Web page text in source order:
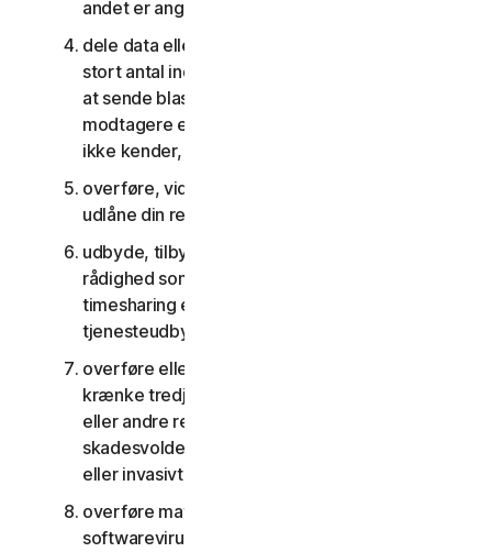
andet er angivet i LSA'en eller dokumentationen;
dele data eller andet indhold med et urimeligt
stort antal individer, herunder uden begrænsning
at sende blast-kommunikation til et stort antal
modtagere eller dele indhold med personer, du
ikke kender, eller som ikke kender dig
overføre, viderelicensere, leje, lease og/eller
udlåne din ret til at bruge tjenesterne
udbyde, tilbyde eller stille tjenesterne til
rådighed som del af en aftale om anlægsstyring,
timesharing eller som en del af en aftale med en
tjenesteudbyder eller et servicebureau
overføre eller opbevare materiale, der kan
krænke tredjemands immaterielle rettigheder
eller andre rettigheder, eller som er ulovligt,
skadesvoldene, ærekrænkende, injurierende
eller invasivt for andres privatliv
overføre materiale, der indeholder
softwarevirus eller anden skadelig